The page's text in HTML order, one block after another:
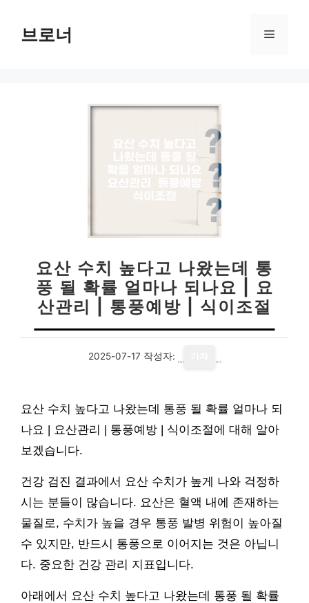
브로너 메
요산 수치 높다고 나왔는데 통
풍 될 확률 얼마나 되나요 | 요
산관리 | 통풍예방 | 식이조절
2025-07-17 작성자:
요산 수치 높다고 나왔는데 통풍 될 확률 얼마나 되
나요 | 요산관리 | 통풍예방 | 식이조절에 대해 알아
보겠습니다.
건강 검진 결과에서 요산 수치가 높게 나와 걱정하
시는 분들이 많습니다. 요산은 혈액 내에 존재하는
물질로, 수치가 높을 경우 통풍 발병 위험이 높아질
수 있지만, 반드시 통풍으로 이어지는 것은 아닙니
다. 중요한 건강 관리 지표입니다.
아래에서 요산 수치 높다고 나왔는데 통풍 될 확률